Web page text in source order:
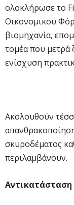
ολοκλήρωσε το
Οικονομικού
βιομηχανία,
τομέα που μετρά
ενίσχυση
Ακολουθούν
σκυροδέματος
περιλαμβάνουν.
Αντικατάσταση